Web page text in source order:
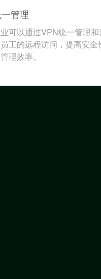
管理
可以通过VPN统一管理和
工的远程访问，提高安全
理效率。